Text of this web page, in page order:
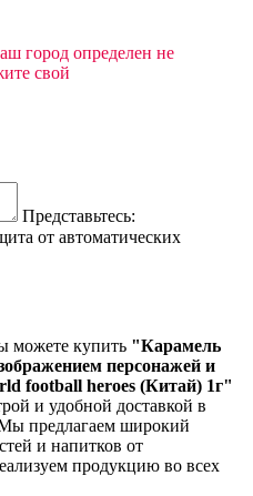
город определен не
свой
Представьтесь:
от автоматических
можете купить "Карамель
персонажей и
football heroes (Китай) 1г"
и удобной доставкой в
предлагаем широкий
и напитков от
продукцию во всех